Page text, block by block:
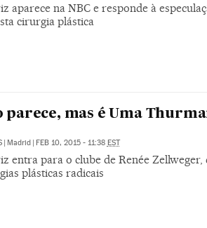
aparece na NBC e responde à
cirurgia plástica
parece, mas é Uma
Madrid FEB 10, 2015 - 11:38 EST
entra para o clube de Renée Zellweger,
plásticas radicais